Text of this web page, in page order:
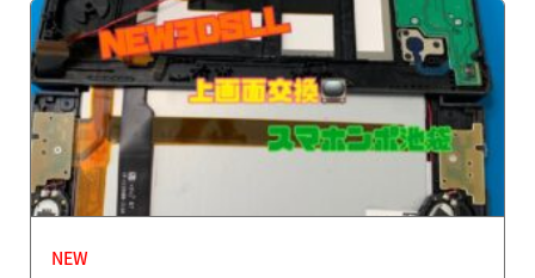
NEW